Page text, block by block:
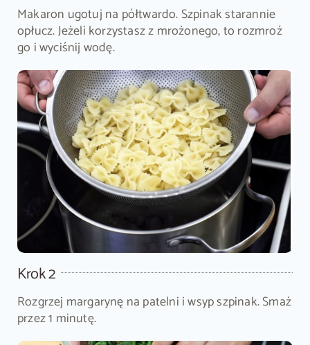
Makaron ugotuj na półtwardo. Szpinak starannie
opłucz. Jeżeli korzystasz z mrożonego, to rozmroź
go i wyciśnij wodę.
Krok 2
Rozgrzej margarynę na patelni i wsyp szpinak. Smaż
przez 1 minutę.